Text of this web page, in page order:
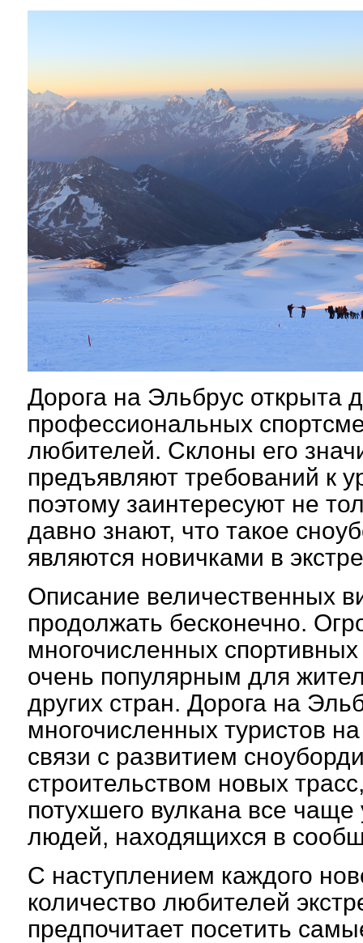
Дорога на Эльбрус открыта
профессиональных
любителей. Склоны его
предъявляют требований к
поэтому заинтересуют не
давно знают, что такое
являются новичками в
Описание величественных
продолжать бесконечно.
многочисленных
очень популярным для
других стран. Дорога на
многочисленных туристов
связи с развитием
строительством новых
потухшего вулкана все
людей, находящихся в
С наступлением каждого
количество любителей
предпочитает посетить